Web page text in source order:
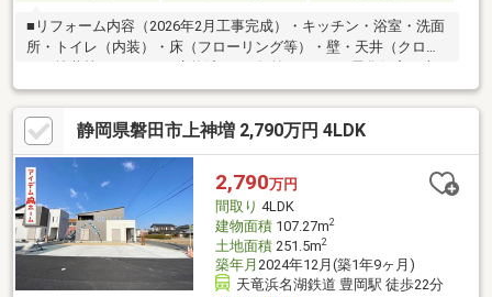
■リフォーム内容（2026年2月工事完成）・キッチン・浴室・洗面
所・トイレ（内装）・床（フローリング等）・壁・天井（クロ
を使わない安心・安全な暮らし・光熱費管理がしやすい住まい■
太陽光発電5.5kW搭載・毎日の光熱費削減をサポート・環境にも
家計にもやさしい設備・災害時にも安心■4台駐車可能（車種によ
る）・お車をお持ちのご家庭に最適！・並列駐車のため車の出し
入れに便利です・駐車スペース3台あると来客時にも便利です■ご
内覧希望の方は、不動産SHOPナカジツ浜松本店までお問い合わ
せ下さい！
静岡県磐田市上神増 2,790万円 4LDK
2,790万円
間取り 4LDK
建物面積107.27m2
土地面積251.5m2
築年月 2024年12月(築1年9ヶ月)
天竜浜名湖鉄道 豊岡駅 徒歩22分